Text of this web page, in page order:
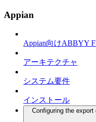
Appian
Appian向けABBYY
アーキテクチャ
システム要件
インストール
Configuring the